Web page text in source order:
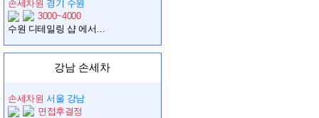
손세차원 경기 수원
3000~4000
수원 디테일링 샵 에서 유능한 인재를 모십니다.
강남 손세차
손세차원 서울 강남
면접후결정